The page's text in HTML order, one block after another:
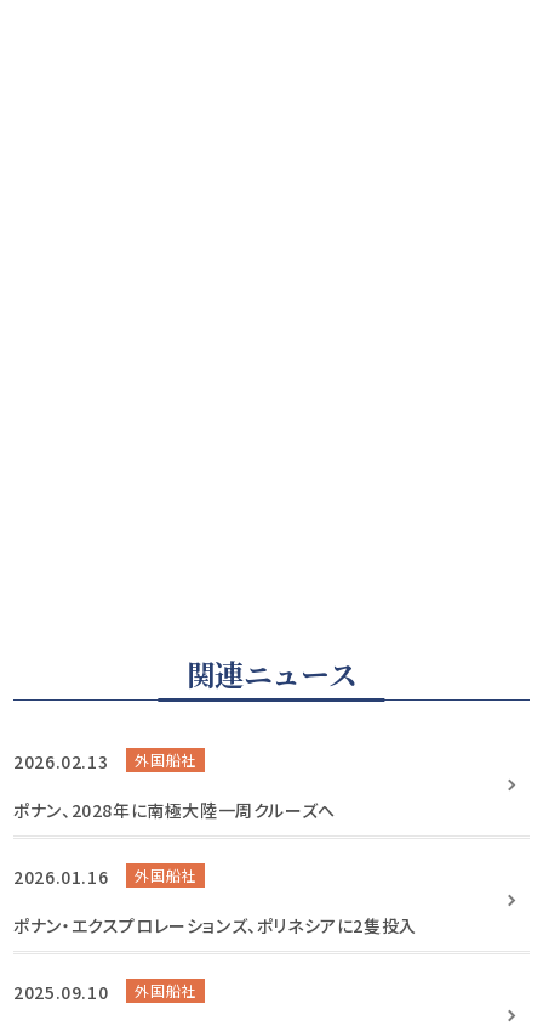
関連ニュース
2026.02.13 外国船社
ポナン、2028年に南極大陸一周クルーズへ
2026.01.16 外国船社
ポナン・エクスプロレーションズ、ポリネシアに2隻投入
2025.09.10 外国船社